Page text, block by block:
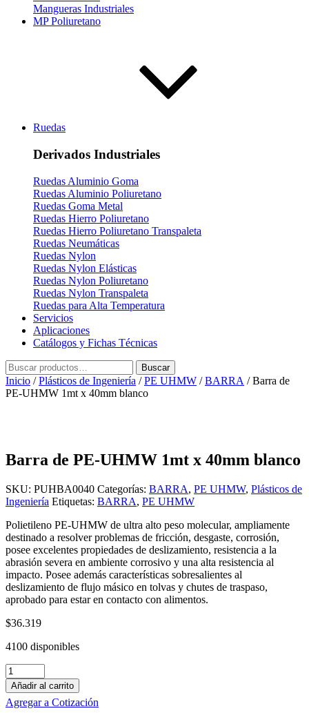
Mangueras Industriales
MP Poliuretano
Ruedas
Derivados Industriales
Ruedas Aluminio Goma
Ruedas Aluminio Poliuretano
Ruedas Goma Metal
Ruedas Hierro Poliuretano
Ruedas Hierro Poliuretano Transpaleta
Ruedas Neumáticas
Ruedas Nylon
Ruedas Nylon Elásticas
Ruedas Nylon Poliuretano
Ruedas Nylon Transpaleta
Ruedas para Alta Temperatura
Servicios
Aplicaciones
Catálogos y Fichas Técnicas
Buscar
por:
Buscar
Inicio /Plásticos de Ingeniería /PE UHMW /BARRA / Barra de
PE-UHMW 1mt x 40mm blanco
Barra de PE-UHMW 1mt x 40mm blanco
SKU: PUHBA0040 Categorías: BARRA, PE UHMW, Plásticos de
Ingeniería Etiquetas: BARRA, PE UHMW
Polietileno PE-UHMW de ultra alto peso molecular, ampliamente
destinado a resolver problemas de fricción, desgaste, corrosión,
posee excelentes propiedades de deslizamiento, resistencia a la
abrasión severa en ambiente corrosivo y una alta resistencia al
impacto. Posee además características sobresalientes al
deslizamiento de flujo másico en tolvas y chutes de traspaso,
aprobado para estar en contacto con alimentos.
$36.319
4100 disponibles
Barra
de
PE-
UHMW
Añadir al carrito
Agregar a Cotización